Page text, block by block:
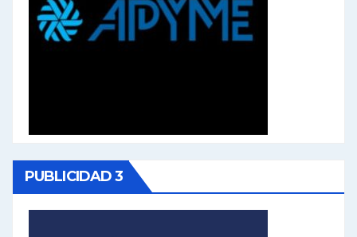
PUBLICIDAD 3